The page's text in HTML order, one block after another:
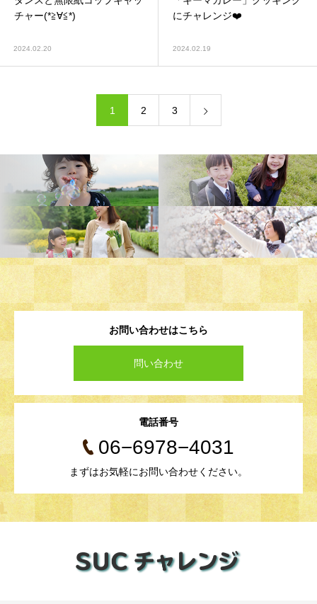
チャー(*≧∀≦*)
2024.02.20
にチャレンジ❤️
2024.02.19
1 2 3
お問い合わせはこちら
問い合わせ
電話番号
06−6978−4031
まずはお気軽にお問い合わせください。